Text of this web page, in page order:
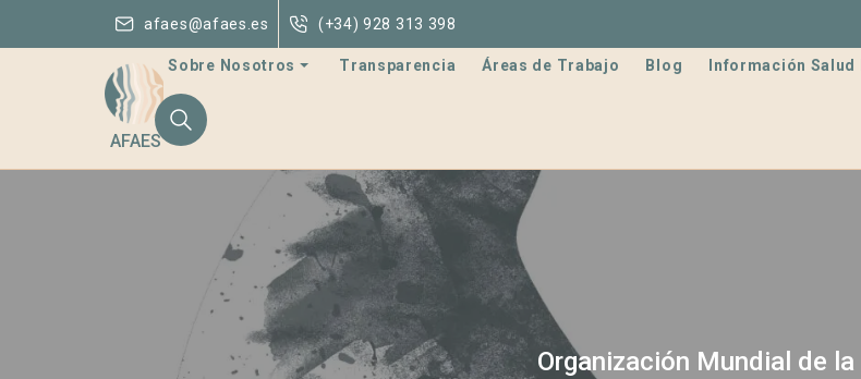
afaes@afaes.es (+34) 928 313 398
AFAES
Sobre Nosotros Transparencia Áreas de Trabajo Blog Información Salud
Organización Mundial de la